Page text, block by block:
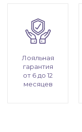
Лояльная
гарантия
от 6 до 12
месяцев